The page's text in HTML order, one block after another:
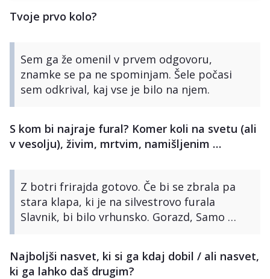
Tvoje prvo kolo?
Sem ga že omenil v prvem odgovoru,
znamke se pa ne spominjam. Šele počasi
sem odkrival, kaj vse je bilo na njem.
S kom bi najraje fural? Komer koli na svetu (ali
v vesolju), živim, mrtvim, namišljenim …
Z botri frirajda gotovo. Če bi se zbrala pa
stara klapa, ki je na silvestrovo furala
Slavnik, bi bilo vrhunsko. Gorazd, Samo …
Najboljši nasvet, ki si ga kdaj dobil / ali nasvet,
ki ga lahko daš drugim?